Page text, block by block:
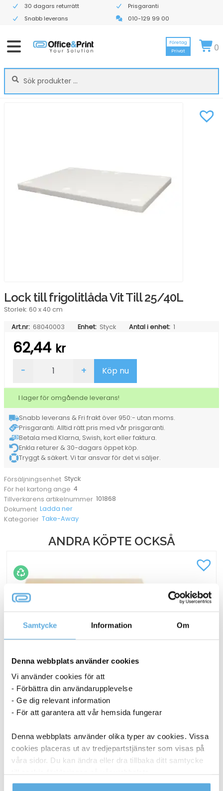
Samtycke Information Om
Denna webbplats använder cookies
Vi använder cookies för att
- Förbättra din användarupplevelse
- Ge dig relevant information
- För att garantera att vår hemsida fungerar
Denna webbplats använder olika typer av cookies. Vissa
cookies placeras ut av tredjepartstjänster som visas på
våra sidor. Du kan ändra eller dra tillbaka ditt samtycke
30 dagars returrätt
Prisgaranti
Snabb leverans
010-129 99 00
Sök
efter:
Sök
Företag
Privat
0
Lock till frigolitlåda Vit Till 25/40L
Storlek: 60 x 40 cm
Art.nr: 68040003 Enhet: Styck Antal i enhet: 1
62,44 kr
Vit
Till
25/40L
mängd
- + Köp nu
I lager för omgående leverans!
Snabb leverans & Fri frakt över 950:- utan moms.
Prisgaranti. Alltid rätt pris med vår prisgaranti.
Betala med Klarna, Swish, kort eller faktura.
Enkla returer & 30-dagars öppet köp.
Tryggt & säkert. Vi tar ansvar för det vi säljer.
Försäljningsenhet Styck
För hel kartong ange 4
Tillverkarens artikelnummer 101868
Dokument Ladda ner
Kategorier Take-Away
ANDRA KÖPTE OCKSÅ
Torkrulle Tork W1/2/3 Rengöringsduk Slitstark